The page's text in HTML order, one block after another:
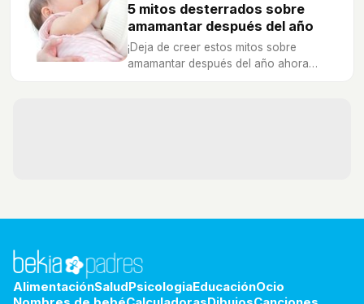
5 mitos desterrados sobre
amamantar después del año
¡Deja de creer estos mitos sobre
amamantar después del año ahora
AlimentaciónSaludPsicologiaEducaciónOcio